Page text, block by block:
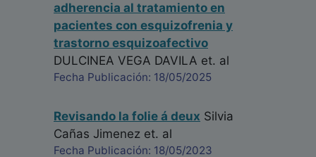
adherencia al tratamiento en
pacientes con esquizofrenia y
trastorno esquizoafectivo
DULCINEA VEGA DAVILA et. al
Fecha Publicación: 18/05/2025
Revisando la folie á deux Silvia
Cañas Jimenez et. al
Fecha Publicación: 18/05/2023